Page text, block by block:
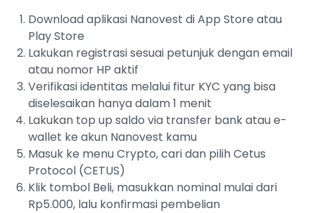
Download aplikasi Nanovest di App Store atau
Play Store
Lakukan registrasi sesuai petunjuk dengan email
atau nomor HP aktif
Verifikasi identitas melalui fitur KYC yang bisa
diselesaikan hanya dalam 1 menit
Lakukan top up saldo via transfer bank atau e-
wallet ke akun Nanovest kamu
Masuk ke menu Crypto, cari dan pilih Cetus
Protocol (CETUS)
Klik tombol Beli, masukkan nominal mulai dari
Rp5.000, lalu konfirmasi pembelian